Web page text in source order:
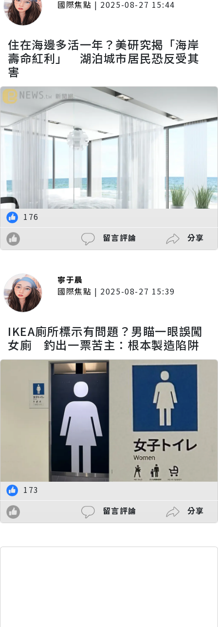
國際焦點 | 2025-08-27 15:44
住在海邊多活一年？美研究揭「海岸
壽命紅利」 湖泊城市居民恐反受其
害
176
留言評論
分享
寧于晨
國際焦點 | 2025-08-27 15:39
IKEA廁所標示有問題？男瞄一眼誤闖
女廁 釣出一票苦主：根本製造陷阱
173
留言評論
分享